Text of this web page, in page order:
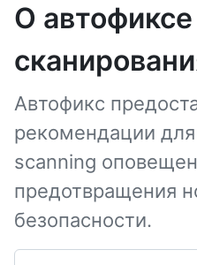
О
Автофикс
рекомендации
scanning
предотвращения
безопасности.